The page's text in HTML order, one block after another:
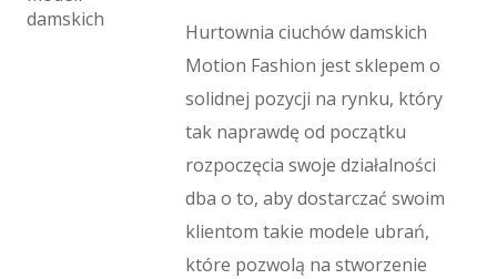
Hurtownia ciuchów damskich
Motion Fashion jest sklepem o
solidnej pozycji na rynku, który
tak naprawdę od początku
rozpoczęcia swoje działalności
dba o to, aby dostarczać swoim
klientom takie modele ubrań,
które pozwolą na stworzenie